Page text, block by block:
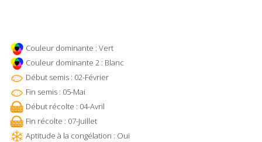
Couleur dominante : Vert
Couleur dominante 2 : Blanc
Début semis : 02-Février
Fin semis : 05-Mai
Début récolte : 04-Avril
Fin récolte : 07-Juillet
Aptitude à la congélation : Oui